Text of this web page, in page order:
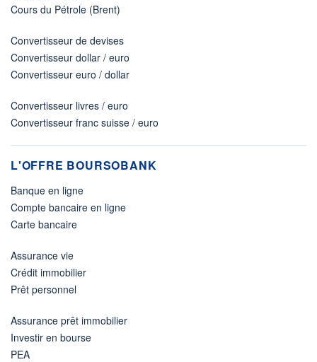
Cours du Pétrole (Brent)
Convertisseur de devises
Convertisseur dollar / euro
Convertisseur euro / dollar
Convertisseur livres / euro
Convertisseur franc suisse / euro
L'OFFRE BOURSOBANK
Banque en ligne
Compte bancaire en ligne
Carte bancaire
Assurance vie
Crédit immobilier
Prêt personnel
Assurance prêt immobilier
Investir en bourse
PEA